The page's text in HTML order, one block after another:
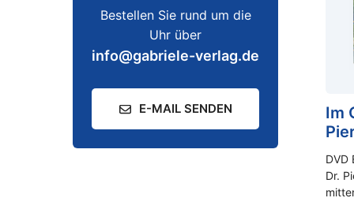
Im
DVD
Dr.
Bestellen Sie rund um die
Uhr über
info@gabriele-verlag.de
E-MAIL SENDEN